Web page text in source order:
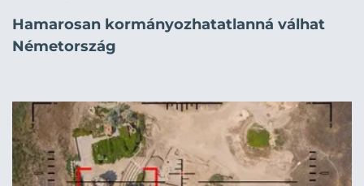
Hamarosan kormányozhatatlanná válhat
Németország